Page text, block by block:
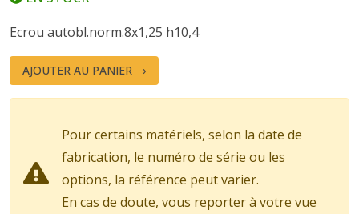
Ecrou autobl.norm.8x1,25 h10,4
AJOUTER AU PANIER
Pour certains matériels, selon la date de
fabrication, le numéro de série ou les
options, la référence peut varier.
En cas de doute, vous reporter à votre vue